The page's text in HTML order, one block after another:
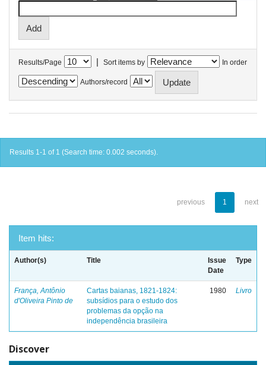
Results/Page | Sort items by In order
Authors/record
Results 1-1 of 1 (Search time: 0.002 seconds).
previous 1 next
Item hits:
Author(s) Title
Issue
Date
Type
França, Antônio
d'Oliveira Pinto de
Cartas baianas, 1821-1824:
subsídios para o estudo dos
problemas da opção na
independência brasileira
1980 Livro
Discover